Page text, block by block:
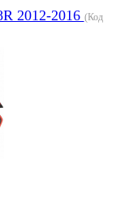
2012-2016 (Код